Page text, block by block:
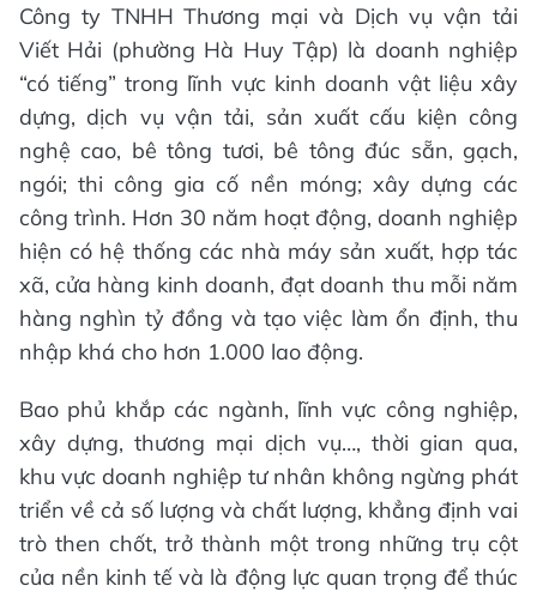
Công ty TNHH Thương mại và Dịch vụ vận tải
Viết Hải (phường Hà Huy Tập) là doanh nghiệp
“có tiếng” trong lĩnh vực kinh doanh vật liệu xây
dựng, dịch vụ vận tải, sản xuất cấu kiện công
nghệ cao, bê tông tươi, bê tông đúc sẵn, gạch,
ngói; thi công gia cố nền móng; xây dựng các
công trình. Hơn 30 năm hoạt động, doanh nghiệp
hiện có hệ thống các nhà máy sản xuất, hợp tác
xã, cửa hàng kinh doanh, đạt doanh thu mỗi năm
hàng nghìn tỷ đồng và tạo việc làm ổn định, thu
nhập khá cho hơn 1.000 lao động.
Bao phủ khắp các ngành, lĩnh vực công nghiệp,
xây dựng, thương mại dịch vụ…, thời gian qua,
khu vực doanh nghiệp tư nhân không ngừng phát
triển về cả số lượng và chất lượng, khẳng định vai
trò then chốt, trở thành một trong những trụ cột
của nền kinh tế và là động lực quan trọng để thúc